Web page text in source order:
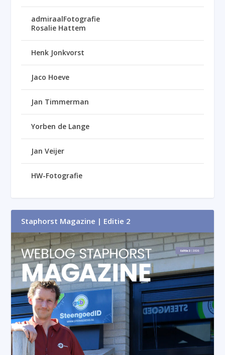
admiraalFotografie
Rosalie Hattem
Henk Jonkvorst
Jaco Hoeve
Jan Timmerman
Yorben de Lange
Jan Veijer
HW-Fotografie
Staphorst Magazine | Editie 2